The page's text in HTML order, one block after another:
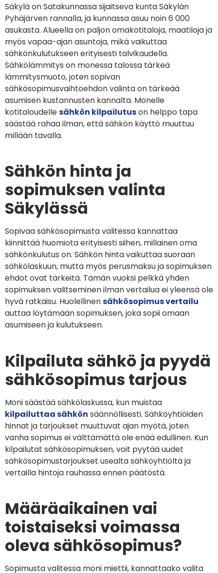
Säkylä on Satakunnassa sijaitseva kunta Säkylän
Pyhäjärven rannalla, ja kunnassa asuu noin 6 000
asukasta. Alueella on paljon omakotitaloja, maatiloja ja
myös vapaa-ajan asuntoja, mikä vaikuttaa
sähkönkulutukseen erityisesti talvikaudella.
Sähkölämmitys on monessa talossa tärkeä
lämmitysmuoto, joten sopivan
sähkösopimusvaihtoehdon valinta on tärkeää
asumisen kustannusten kannalta. Monelle
kotitaloudellesähkön kilpailutuson helppo tapa
säästää rahaa ilman, että sähkön käyttö muuttuu
millään tavalla.
Sähkön hinta ja
sopimuksen valinta
Säkylässä
Sopivaa sähkösopimusta valitessa kannattaa
kiinnittää huomiota erityisesti siihen, millainen oma
sähkönkulutus on. Sähkön hinta vaikuttaa suoraan
sähkölaskuun, mutta myös perusmaksu ja sopimuksen
ehdot ovat tärkeitä. Tämän vuoksi pelkkä yhden
sopimuksen valitseminen ilman vertailua ei yleensä ole
hyvä ratkaisu. Huolellinensähkösopimus vertailu
auttaa löytämään sopimuksen, joka sopii omaan
asumiseen ja kulutukseen.
Kilpailuta sähkö ja pyydä
sähkösopimus tarjous
Moni säästää sähkölaskussa, kun muistaa
kilpailuttaa sähkön säännöllisesti. Sähköyhtiöiden
hinnat ja tarjoukset muuttuvat ajan myötä, joten
vanha sopimus ei välttämättä ole enää edullinen. Kun
kilpailutat sähkösopimuksen, voit pyytää uudet
sähkösopimustarjoukset usealta sähköyhtiöltä ja
vertailla hintoja rauhassa ennen päätöstä.
Määräaikainen vai
toistaiseksi voimassa
oleva sähkösopimus?
Sopimusta valitessa moni miettii, kannattaako valita